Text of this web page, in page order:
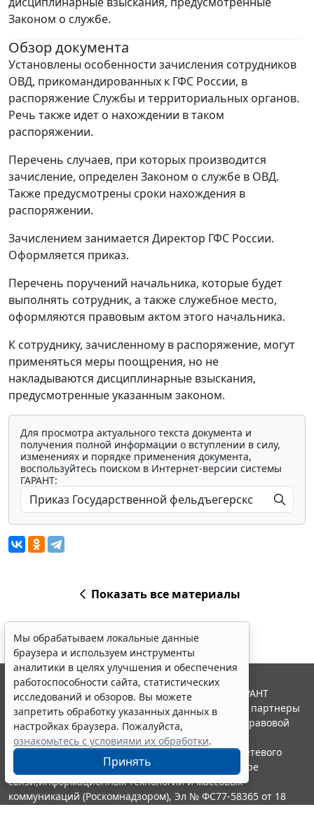
Законом о службе.
Обзор документа
Установлены особенности зачисления сотрудников
ОВД, прикомандированных к ГФС России, в
распоряжение Службы и территориальных органов.
Речь также идет о нахождении в таком
распоряжении.
Перечень случаев, при которых производится
зачисление, определен Законом о службе в ОВД.
Также предусмотрены сроки нахождения в
распоряжении.
Зачислением занимается Директор ГФС России.
Оформляется приказ.
Перечень поручений начальника, которые будет
выполнять сотрудник, а также служебное место,
оформляются правовым актом этого начальника.
К сотруднику, зачисленному в распоряжение, могут
применяться меры поощрения, но не
накладываются дисциплинарные взыскания,
предусмотренные указанным законом.
Для просмотра актуального текста документа и
получения полной информации о вступлении в силу,
изменениях и порядке применения документа,
воспользуйтесь поиском в Интернет-версии системы
ГАРАНТ:
Показать все материалы
Мы обрабатываем локальные данные
браузера и используем инструменты
аналитики в целях улучшения и обеспечения
работоспособности сайта, статистических
исследований и обзоров. Вы можете
запретить обработку указанных данных в
настройках браузера. Пожалуйста,
ознакомьтесь с условиями их обработки.
Принять
© ООО "НПП "ГАРАНТ-СЕРВИС", 2026. Система ГАРАНТ
выпускается с 1990 года. Компания "Гарант" и ее партнеры
являются участниками Российской ассоциации правовой
информации ГАРАНТ.
Портал ГАРАНТ.РУ зарегистрирован в качестве сетевого
издания Федеральной службой по надзору в сфере
связи,информационных технологий и массовых
коммуникаций (Роскомнадзором), Эл № ФС77-58365 от 18